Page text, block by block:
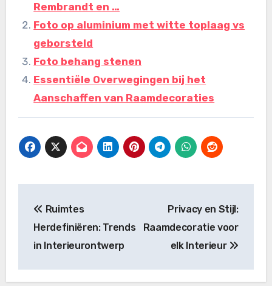
Rembrandt en …
Foto op aluminium met witte toplaag vs
geborsteld
Foto behang stenen
Essentiële Overwegingen bij het
Aanschaffen van Raamdecoraties
navigatie
Ruimtes
Herdefiniëren: Trends
in Interieurontwerp
Privacy en Stijl:
Raamdecoratie voor
elk Interieur